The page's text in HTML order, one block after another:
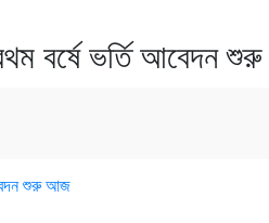
বর্ষে ভর্তি আবেদন